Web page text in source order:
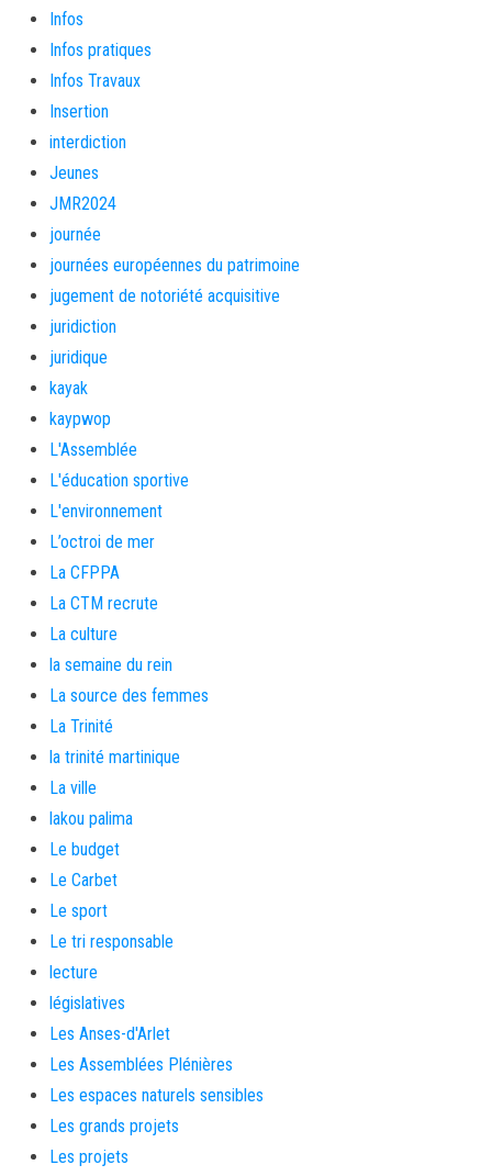
Infos
Infos pratiques
Infos Travaux
Insertion
interdiction
Jeunes
JMR2024
journée
journées européennes du patrimoine
jugement de notoriété acquisitive
juridiction
juridique
kayak
kaypwop
L'Assemblée
L'éducation sportive
L'environnement
L’octroi de mer
La CFPPA
La CTM recrute
La culture
la semaine du rein
La source des femmes
La Trinité
la trinité martinique
La ville
lakou palima
Le budget
Le Carbet
Le sport
Le tri responsable
lecture
législatives
Les Anses-d'Arlet
Les Assemblées Plénières
Les espaces naturels sensibles
Les grands projets
Les projets